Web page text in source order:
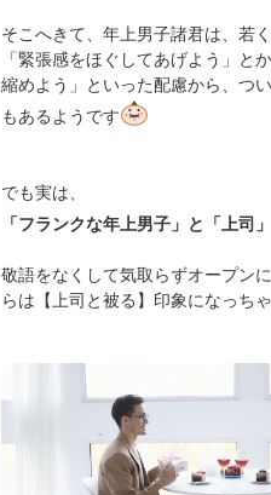
そこへきて、年上男子諸君は、若
「緊張感をほぐしてあげよう」と
縮めよう」といった配慮から、つ
もあるようです
でも実は、
「フランクな年上男子」と「上司
敬語をなくして気取らずオープン
らは【上司と被る】印象になっち